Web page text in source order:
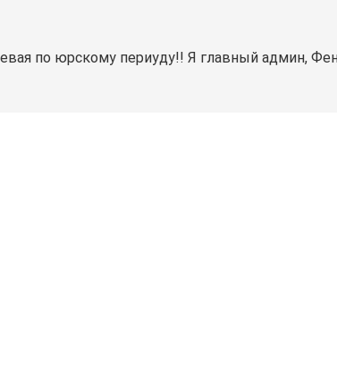
по юрскому периуду!! Я главный админ,